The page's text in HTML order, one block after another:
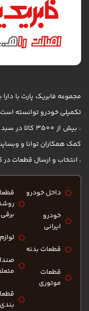
مجموعه فابریک پارت با
تکمیلی خودرو توانسته
. بیش از
کمک همکاران توانا و
، انتخاب و ارسال قطعات
داخل خودرو
خودرو
ایرانی
قطعات بدنه
قطعات
موتوری
برقی
بندی